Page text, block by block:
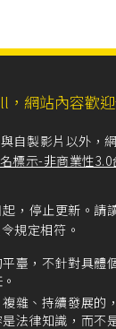
，網站內容歡
自製影片以外，
標示-非商業性
，停止更新。請
規定相符。
臺，不針對具體
雜、持續發展的
法律知識，而不